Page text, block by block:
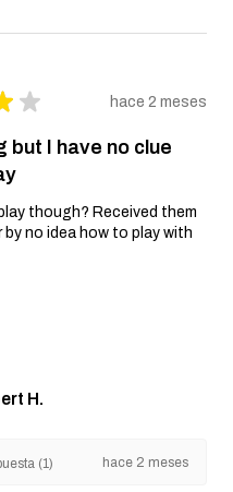
★ hace 2 meses
but I have no clue
though? Received them
by no idea how to play with
H.
(1) hace 2 meses